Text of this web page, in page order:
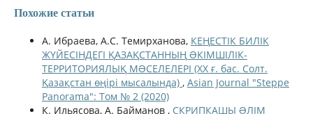
Похожие статьи
А. Ибраева, А.С. Темирханова, КЕҢЕСТІК БИЛІК
ЖҮЙЕСІНДЕГІ ҚАЗАҚСТАННЫҢ ƏКІМШІЛІК-
ТЕРРИТОРИЯЛЫҚ МƏСЕЛЕЛЕРІ (ХХ ғ. бас. Солт.
Қазақстан өңірі мысалында) , Asian Journal "Steppe
Panorama": Том № 2 (2020)
К. Ильясова, А. Байманов , СКРИПКАШЫ ƏЛІМ